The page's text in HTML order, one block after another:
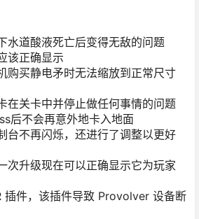
水道酸液死亡后变得无敌的问题
该正确显示
购买静电矛时无法缩放到正常尺寸
在关卡中并停止做任何事情的问题
后不会再意外地卡入地面
台不再闪烁，还进行了调整以更好
次升级现在可以正确显示它为玩家
插件，该插件导致 Provolver 设备断